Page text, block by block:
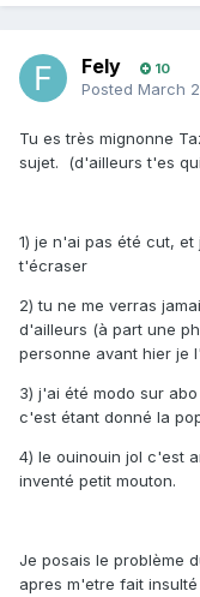
Fely 10
Posted March
Tu es très mignonne
sujet. (d'ailleurs t'es
1) je n'ai pas été cut,
t'écraser
2) tu ne me verras
d'ailleurs (à part une
personne avant hier je
3) j'ai été modo sur
c'est étant donné la
4) le ouinouin jol c'est
inventé petit mouton.
Je posais le problème
apres m'etre fait